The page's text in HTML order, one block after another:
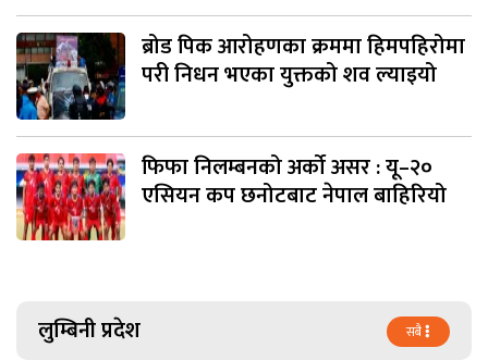
ब्रोड पिक आरोहणका क्रममा हिमपहिरोमा
परी निधन भएका युक्तको शव ल्याइयो
फिफा निलम्बनको अर्को असर : यू–२०
एसियन कप छनोटबाट नेपाल बाहिरियो
लुम्बिनी प्रदेश सबै